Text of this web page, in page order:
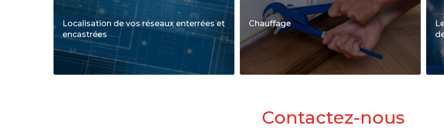
Localisation de vos réseaux enterrées et
encastrées
Chauffage
Contactez-nous